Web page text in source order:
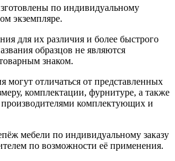
по индивидуальному
экземпляре.
для их различия и более быстрого
образцов не являются
знаком.
могут отличаться от представленных
комплектации, фурнитуре, а также
комплектующих и
мебели по индивидуальному заказу
по возможности её применения.